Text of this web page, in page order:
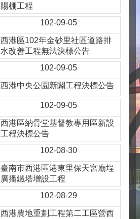
陽棚工程
102-09-05
西港區102年金砂里社區道路排
水改善工程無法決標公告
102-09-05
西港中央公園新闢工程決標公告
102-09-05
西港區納骨堂基督教專用區新設
工程決標公告
102-08-30
臺南市西港區港東里保天宮廟埕
廣播鐵塔增設工程
102-08-29
西港農地重劃工程第二工區營西